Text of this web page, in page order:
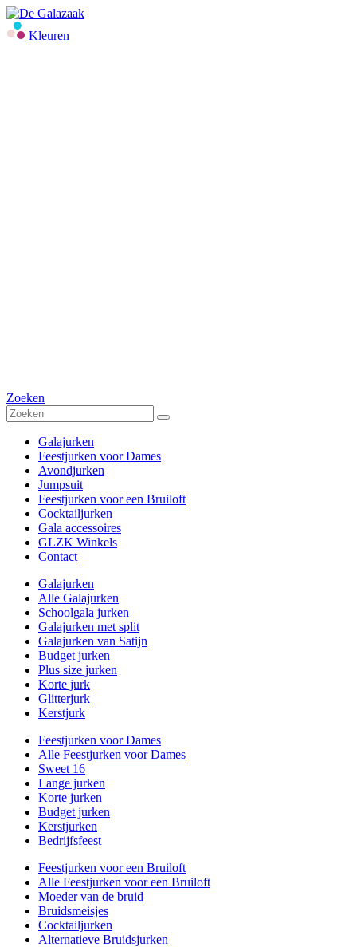
Kleuren
Zoeken
Galajurken
Feestjurken voor Dames
Avondjurken
Jumpsuit
Feestjurken voor een Bruiloft
Cocktailjurken
Gala accessoires
GLZK Winkels
Contact
Galajurken
Alle Galajurken
Schoolgala jurken
Galajurken met split
Galajurken van Satijn
Budget jurken
Plus size jurken
Korte jurk
Glitterjurk
Kerstjurk
Feestjurken voor Dames
Alle Feestjurken voor Dames
Sweet 16
Lange jurken
Korte jurken
Budget jurken
Kerstjurken
Bedrijfsfeest
Feestjurken voor een Bruiloft
Alle Feestjurken voor een Bruiloft
Moeder van de bruid
Bruidsmeisjes
Cocktailjurken
Alternatieve Bruidsjurken